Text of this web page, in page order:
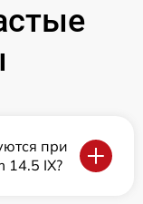
при
14.5 IX?